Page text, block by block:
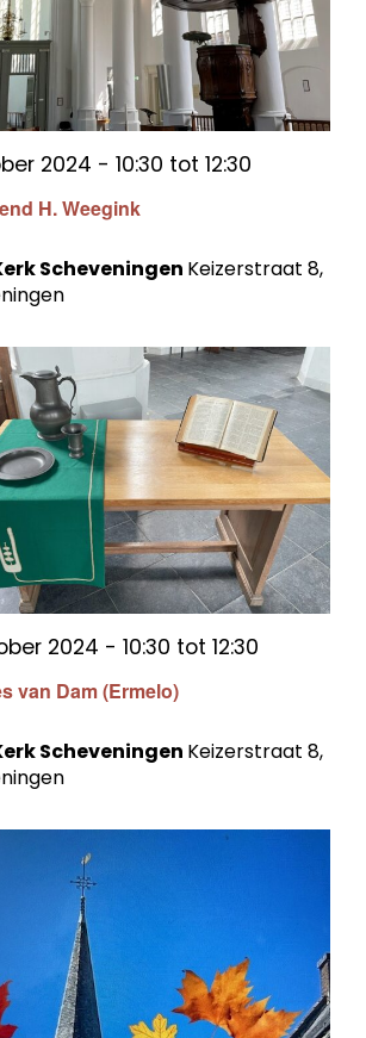
H. Weegink
2024 - 10:30 tot 12:30
Scheveningen Keizerstraat 8,
van Dam (Ermelo)
2024 - 10:30 tot 12:30
Scheveningen Keizerstraat 8,